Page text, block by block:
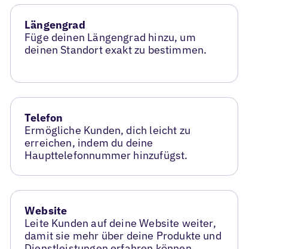
Längengrad
Füge deinen Längengrad hinzu, um
deinen Standort exakt zu bestimmen.
Telefon
Ermögliche Kunden, dich leicht zu
erreichen, indem du deine
Haupttelefonnummer hinzufügst.
Website
Leite Kunden auf deine Website weiter,
damit sie mehr über deine Produkte und